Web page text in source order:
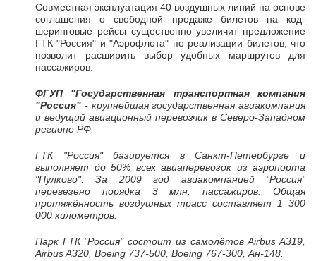
Совместная эксплуатация 40 воздушных линий на основе
соглашения о свободной продаже билетов на код-
шеринговые рейсы существенно увеличит предложение
ГТК "Россия" и "Аэрофлота" по реализации билетов, что
позволит расширить выбор удобных маршрутов для
пассажиров.
ФГУП "Государственная транспортная компания
"Россия" - крупнейшая государственная авиакомпания
и ведущий авиационный перевозчик в Северо-Западном
регионе РФ.
ГТК "Россия" базируется в Санкт-Петербурге и
выполняет до 50% всех авиаперевозок из аэропорта
"Пулково". За 2009 год авиакомпанией "Россия"
перевезено порядка 3 млн. пассажиров. Общая
протяжённость воздушных трасс составляет 1 300
000 километров.
Парк ГТК "Россия" состоит из самолётов Airbus A319,
Airbus A320, Boeing 737-500, Boeing 767-300, Ан-148.